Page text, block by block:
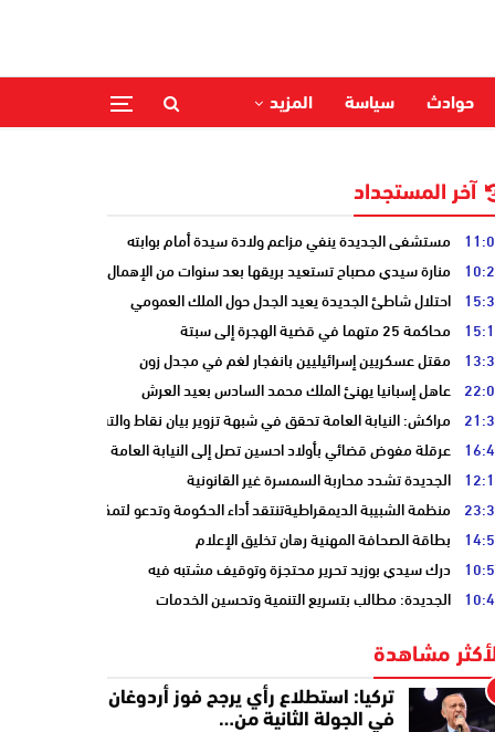
حوادث سياسة المزيد
آخر المستجداد
مستشفى الجديدة ينفي مزاعم ولادة سيدة أمام بوابته
منارة سيدي مصباح تستعيد بريقها بعد سنوات من الإهمال
احتلال شاطئ الجديدة يعيد الجدل حول الملك العمومي
محاكمة 25 متهما في قضية الهجرة إلى سبتة
مقتل عسكريين إسرائيليين بانفجار لغم في مجدل زون
عاهل إسبانيا يهنئ الملك محمد السادس بعيد العرش
مراكش: النيابة العامة تحقق في شبهة تزوير بيان نقاط والتشهير بطالب
عرقلة مفوض قضائي بأولاد احسين تصل إلى النيابة العامة
الجديدة تشدد محاربة السمسرة غير القانونية
منظمة الشبيبة الديمقراطيةتنتقد أداء الحكومة وتدعو لتمكين الشباب
بطاقة الصحافة المهنية رهان تخليق الإعلام
درك سيدي بوزيد تحرير محتجزة وتوقيف مشتبه فيه
الجديدة: مطالب بتسريع التنمية وتحسين الخدمات
مشاهدة
تركيا: استطلاع رأي يرجح فوز أردوغان
في الجولة الثانية من…